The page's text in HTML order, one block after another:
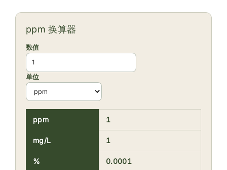
ppm 换算器
数值
单位
ppm 1
mg/L 1
% 0.0001